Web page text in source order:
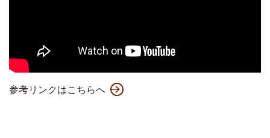
参考リンクはこちらへ